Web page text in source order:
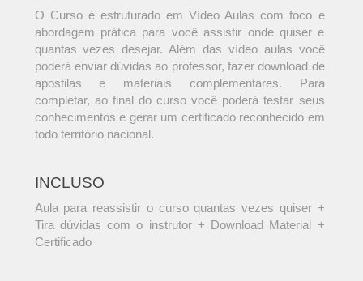
O Curso é estruturado em Vídeo Aulas com foco e
abordagem prática para você assistir onde quiser e
quantas vezes desejar. Além das vídeo aulas você
poderá enviar dúvidas ao professor, fazer download de
apostilas e materiais complementares. Para
completar, ao final do curso você poderá testar seus
conhecimentos e gerar um certificado reconhecido em
todo território nacional.
INCLUSO
Aula para reassistir o curso quantas vezes quiser +
Tira dúvidas com o instrutor + Download Material +
Certificado